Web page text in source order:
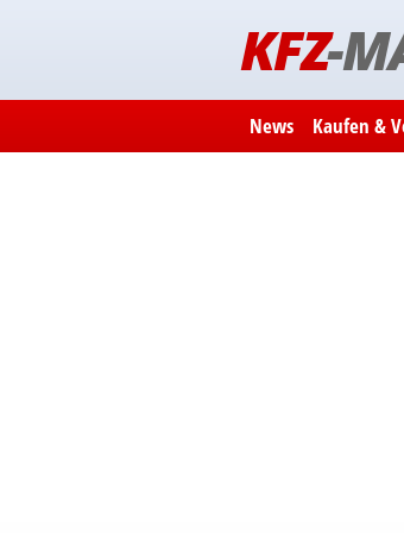
KFZ-
News Kaufen &